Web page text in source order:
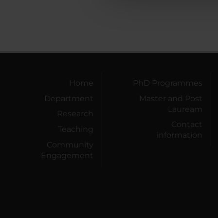
Home
Department
Research
Teaching
Community
Engagement
PhD Programmes
Master and Post
Lauream
Contact
information